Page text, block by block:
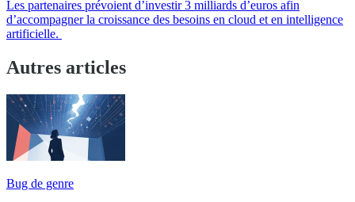
Les partenaires prévoient d’investir 3 milliards d’euros afin
d’accompagner la croissance des besoins en cloud et en intelligence
artificielle.
Autres articles
Bug de genre